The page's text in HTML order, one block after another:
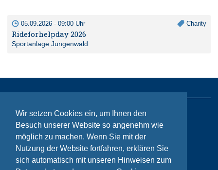
Wir setzen Cookies ein, um Ihnen den
Besuch unserer Website so angenehm wie
möglich zu machen. Wenn Sie mit der
Nutzung der Website fortfahren, erklären Sie
sich automatisch mit unseren Hinweisen zum
05.09.2026 - 09:00 Uhr Charity
Rideforhelpday 2026
Sportanlage Jungenwald
Sitemap
Kontakt
Impressum
Datenschutzhinweise